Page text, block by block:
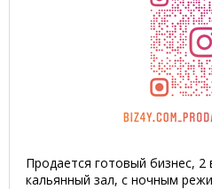
Продается готовый бизнес,
кальянный зал, с ночным